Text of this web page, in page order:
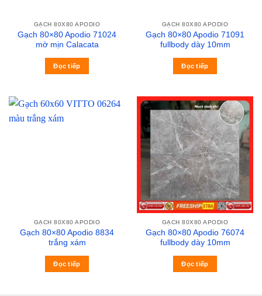
GẠCH 80X80 APODIO
Gạch 80×80 Apodio 71024
mờ mịn Calacata
Đọc tiếp
GẠCH 80X80 APODIO
Gạch 80×80 Apodio 71091
fullbody dày 10mm
Đọc tiếp
GẠCH 80X80 APODIO
Gạch 80×80 Apodio 8834
trắng xám
Đọc tiếp
GẠCH 80X80 APODIO
Gạch 80×80 Apodio 76074
fullbody dày 10mm
Đọc tiếp